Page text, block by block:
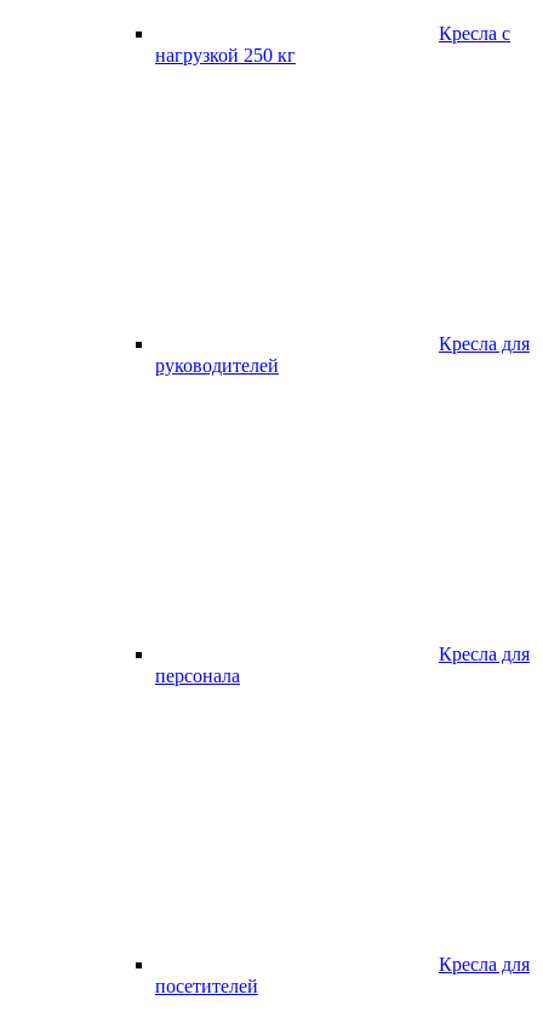
Кресла с
нагрузкой 250 кг
Кресла для
руководителей
Кресла для
персонала
Кресла для
посетителей